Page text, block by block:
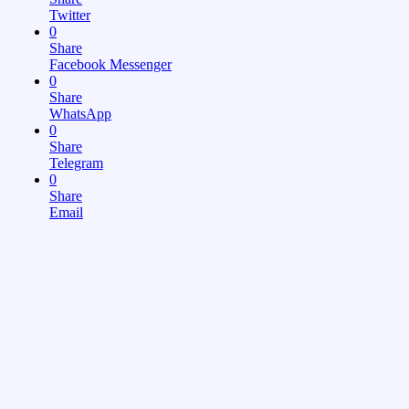
Twitter
0
Share
Facebook Messenger
0
Share
WhatsApp
0
Share
Telegram
0
Share
Email